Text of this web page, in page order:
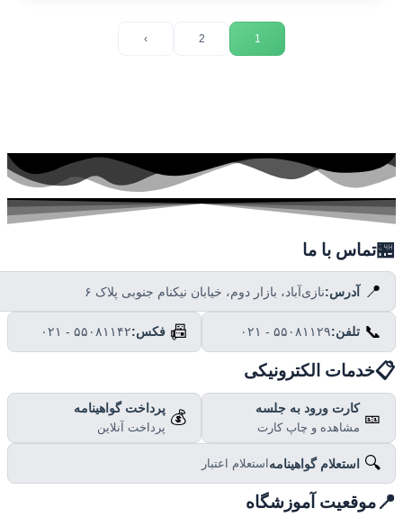
تماس با ما
📍 آدرس:نازی‌آباد، بازار دوم، خیابان نیکنام جنوبی پلاک ۶
📞 تلفن:۰۲۱ - ۵۵۰۸۱۱۲۹ 📠 فکس:۰۲۱ - ۵۵۰۸۱۱۴۲
خدمات الکترونیکی
🎫 کارت ورود به جلسه
مشاهده و چاپ کارت
💰 پرداخت گواهینامه
پرداخت آنلاین
🔍 استعلام گواهینامهاستعلام اعتبار
موقعیت آموزشگاه